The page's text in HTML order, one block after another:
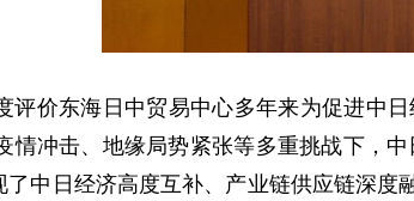
评价东海日中贸易中心多年来为促进中
情冲击、地缘局势紧张等多重挑战下，
中日经济高度互补、产业链供应链深